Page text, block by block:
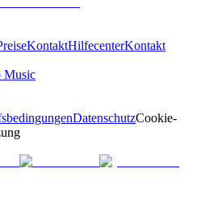
KontaktHilfecenterKontakt
Music
DatenschutzCookie-